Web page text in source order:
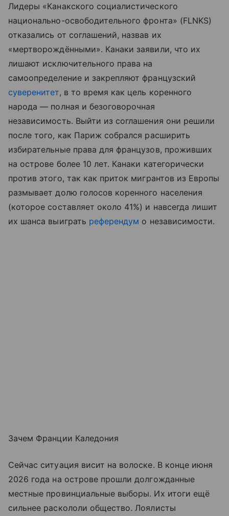
Лидеры «Канакского социалистического
национально-освободительного фронта» (FLNKS)
отказались от соглашений, назвав их
«мертворождёнными». Канаки заявили, что их
лишают исключительного права на
самоопределение и закрепляют французский
суверенитет, в то время как цель коренного
народа — полная и безоговорочная
независимость. Выйти из соглашения они решили
после того, как Париж собрался расширить
избирательные права для французов, проживших
на острове более 10 лет. Канаки категорически
против этого, так как приток мигрантов из Европы
размывает долю голосов коренного населения
(которое составляет около 41%) и навсегда лишит
их шанса выиграть референдум о независимости.
Зачем Франции Каледония
Сейчас ситуация висит на волоске. В конце июня
2026 года на острове прошли долгожданные
местные провинциальные выборы. Их итоги ещё
сильнее раскололи общество. Лоялисты